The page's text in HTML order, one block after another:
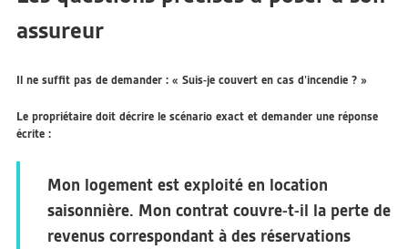
assureur
Il ne suffit pas de demander : « Suis-je couvert en cas d’incendie ? »
Le propriétaire doit décrire le scénario exact et demander une réponse
écrite :
Mon logement est exploité en location
saisonnière. Mon contrat couvre-t-il la perte de
revenus correspondant à des réservations